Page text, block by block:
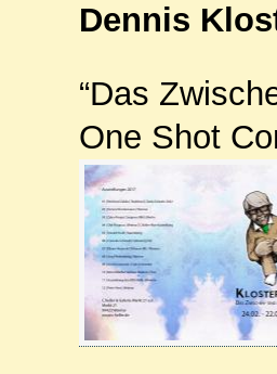
Dennis
“Das
One Shot